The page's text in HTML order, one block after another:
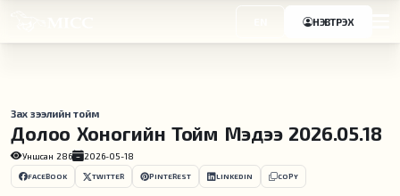
НЭВТРЭХ
Зах зээлийн тойм
Долоо Хоногийн Тойм Мэдээ 2026.05.18
Уншсан 286 2026-05-18
FACEBOOK TWITTER PINTEREST LINKEDIN COPY